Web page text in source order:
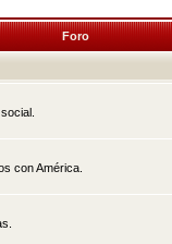
Foro
con América.